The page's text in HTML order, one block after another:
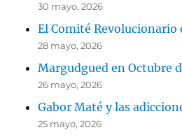
30 mayo, 2026
El Comité Revolucionario
28 mayo, 2026
Margudgued en Octubre
26 mayo, 2026
Gabor Maté y las
25 mayo, 2026